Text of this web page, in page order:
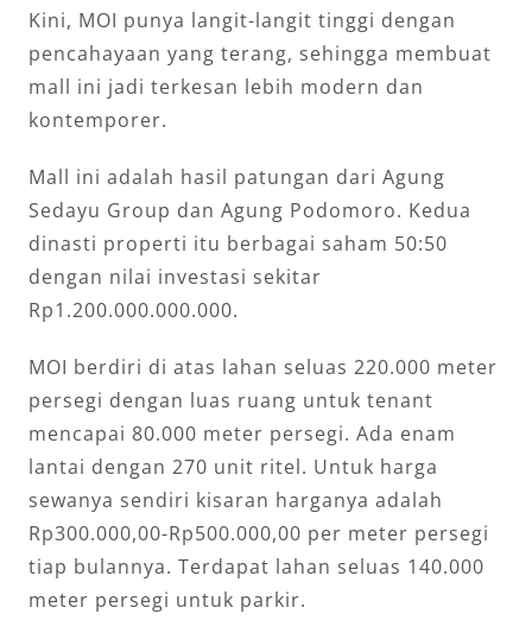
Kini, MOI punya langit-langit tinggi dengan
pencahayaan yang terang, sehingga membuat
mall ini jadi terkesan lebih modern dan
kontemporer.
Mall ini adalah hasil patungan dari Agung
Sedayu Group dan Agung Podomoro. Kedua
dinasti properti itu berbagai saham 50:50
dengan nilai investasi sekitar
Rp1.200.000.000.000.
MOI berdiri di atas lahan seluas 220.000 meter
persegi dengan luas ruang untuk tenant
mencapai 80.000 meter persegi. Ada enam
lantai dengan 270 unit ritel. Untuk harga
sewanya sendiri kisaran harganya adalah
Rp300.000,00-Rp500.000,00 per meter persegi
tiap bulannya. Terdapat lahan seluas 140.000
meter persegi untuk parkir.